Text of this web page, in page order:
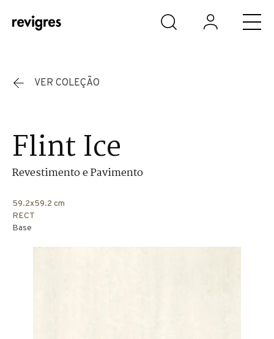
Saltar para o conteúdo principal
VER COLEÇÃO
Flint Ice
Revestimento e Pavimento
59.2x59.2 cm
RECT
Base